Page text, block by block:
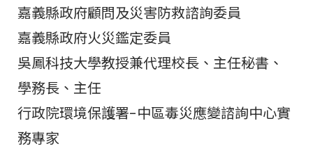
嘉義縣政府顧問及災害防救諮詢委員
嘉義縣政府火災鑑定委員
吳鳳科技大學教授兼代理校長、主任秘書、
學務長、主任
行政院環境保護署-中區毒災應變諮詢中心實
務專家